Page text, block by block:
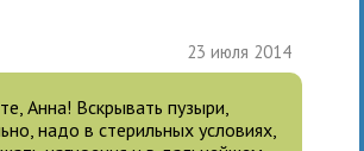
23 июля 2014
Анна! Вскрывать пузыри,
надо в стерильных условиях,